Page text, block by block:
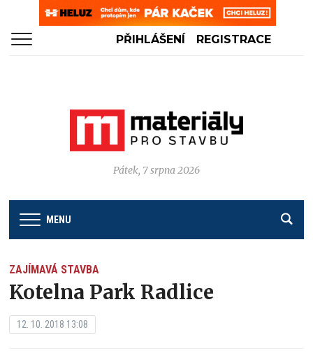
PŘIHLÁŠENÍ REGISTRACE
Pátek, 7 srpna 2026
MENU
ZAJÍMAVÁ STAVBA
Kotelna Park Radlice
12. 10. 2018 13:08